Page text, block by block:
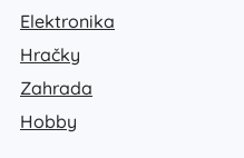
Elektronika
Hračky
Zahrada
Hobby